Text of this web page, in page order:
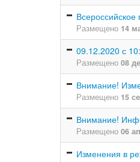
Всероссийское
Размещено 14
09.12.2020 с
Размещено 08
Внимание!
Размещено 15
Внимание!
Размещено 06
Изменения в